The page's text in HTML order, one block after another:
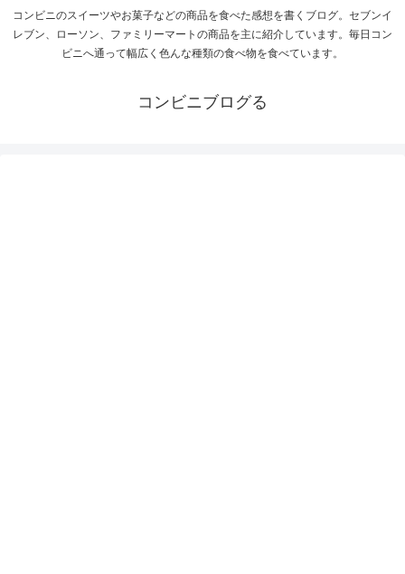
コンビニのスイーツやお菓子などの商品を食べた感想を書くブログ。セブンイ
レブン、ローソン、ファミリーマートの商品を主に紹介しています。毎日コン
ビニへ通って幅広く色んな種類の食べ物を食べています。
コンビニブログる